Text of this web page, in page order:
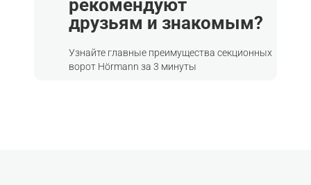
рекомендуют
друзьям и знакомым?
Узнайте главные преимущества секционных
ворот Hörmann за 3 минуты